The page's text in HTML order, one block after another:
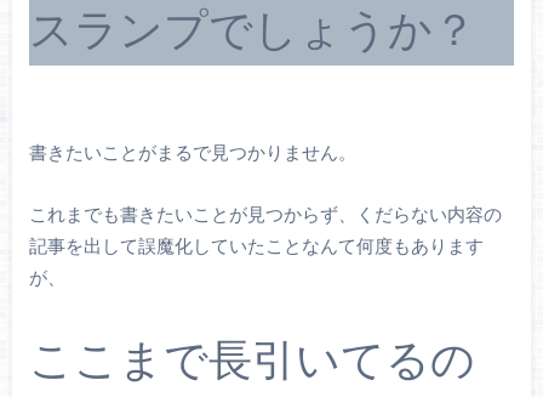
スランプでしょうか？
書きたいことがまるで見つかりません。
これまでも書きたいことが見つからず、くだらない内容の
記事を出して誤魔化していたことなんて何度もあります
が、
ここまで長引いてるの